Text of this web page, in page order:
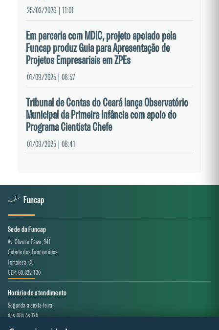
25/02/2026 | 11:01
Em parceria com MDIC, projeto apoiado pela
Funcap produz Guia para Apresentação de
Projetos Empresariais em ZPEs
01/09/2025 | 08:57
Tribunal de Contas do Ceará lança Observatório
Municipal da Primeira Infância com apoio do
Programa Cientista Chefe
01/09/2025 | 08:41
Sede da Funcap
Av. Oliveira Paiva, 941
Cidade dos Funcionários
Fortaleza, CE
CEP: 60.822-130
Horário de atendimento
Segunda a sexta-feira
das 08h às 17h